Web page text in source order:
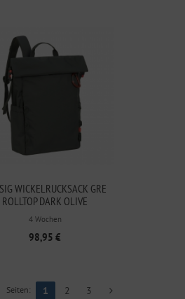
WICKELRUCKSACK GRE
ROLLTOP DARK OLIVE
4 Wochen
98,95 €
Seiten: 1 2 3